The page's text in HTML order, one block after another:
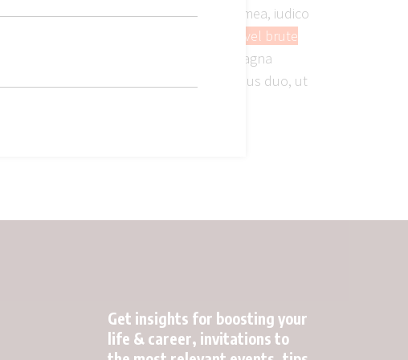
pri, everti pertinax adversarium ea mea, iudico
omnes sadipscing appellantur.
Ad vel brute
eam natum noluisse explicari, pro ne magna
eos in. Ex cotidieque voluptatibus duo, ut
Get insights for boosting your
life & career, invitations to